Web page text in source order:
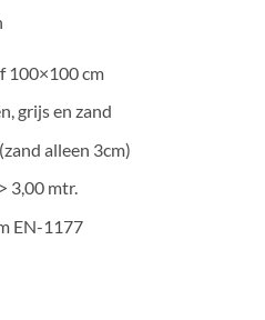
100×100 cm
grijs en zand
alleen 3cm)
3,00 mtr.
EN-1177